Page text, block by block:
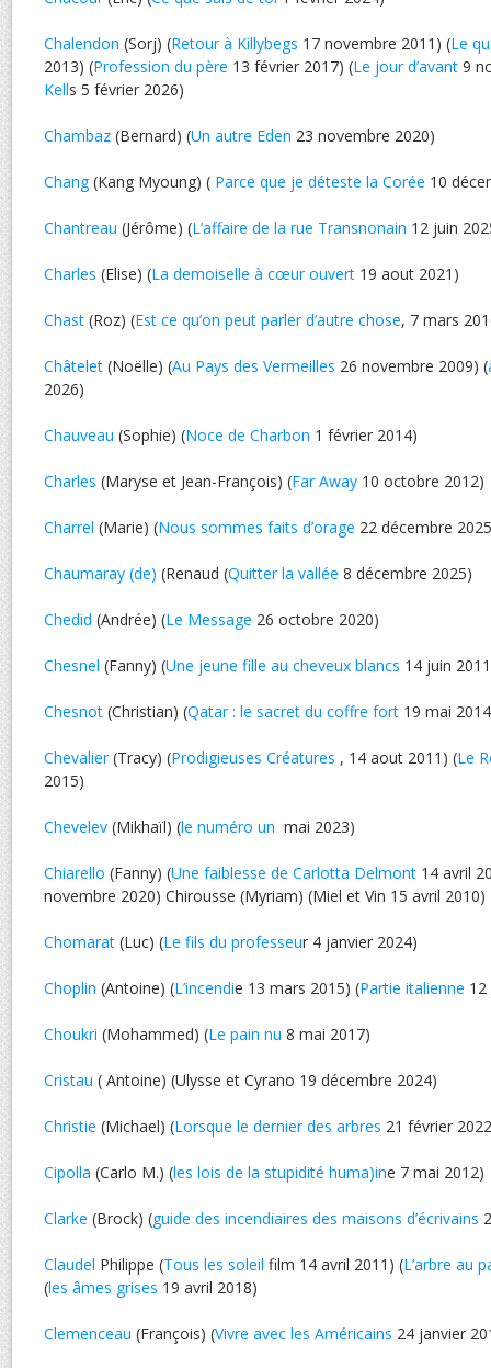
Chalendon (Sorj) (Retour à Killybegs 17 novembre 2011) (Le
2013) (Profession du père 13 février 2017) (Le jour d’avant 9
Kells 5 février 2026)
Chambaz (Bernard) (Un autre Eden 23 novembre 2020)
Chang(Kang Myoung) ( Parce que je déteste la Corée 10
Chantreau (Jérôme) (L’affaire de la rue Transnonain 12 juin
Charles (Elise) (La demoiselle à cœur ouvert 19 aout 2021)
Chast (Roz) (Est ce qu’on peut parler d’autre chose, 7 mars
Châtelet (Noëlle) (Au Pays des Vermeilles 26 novembre 2009) (
2026)
Chauveau (Sophie) (Noce de Charbon 1 février 2014)
Charles (Maryse et Jean-François) (Far Away 10 octobre 2012)
Charrel (Marie) (Nous sommes faits d’orage 22 décembre
Chaumaray (de) (Renaud (Quitter la vallée 8 décembre 2025)
Chedid (Andrée) (Le Message 26 octobre 2020)
Chesnel (Fanny) (Une jeune fille au cheveux blancs 14 juin
Chesnot (Christian) (Qatar : le sacret du coffre fort 19 mai
Chevalier(Tracy) (Prodigieuses Créatures , 14 aout 2011) (Le
2015)
Chevelev (Mikhaïl) (le numéro un mai 2023)
Chiarello (Fanny) (Une faiblesse de Carlotta Delmont 14 avril
novembre 2020) Chirousse (Myriam) (Miel et Vin 15 avril 2010)
Chomarat (Luc) (Le fils du professeur 4 janvier 2024)
Choplin (Antoine) (L’incendie 13 mars 2015) (Partie italienne
Choukri (Mohammed) (Le pain nu 8 mai 2017)
Cristau ( Antoine) (Ulysse et Cyrano 19 décembre 2024)
Christie (Michael) (Lorsque le dernier des arbres 21 février
Cipolla (Carlo M.) (les lois de la stupidité huma)ine 7 mai 2012)
Clarke (Brock) (guide des incendiaires des maisons d’écrivains
Claudel Philippe (Tous les soleil film 14 avril 2011) (L’arbre au
(les âmes grises 19 avril 2018)
Clemenceau (François) (Vivre avec les Américains 24 janvier